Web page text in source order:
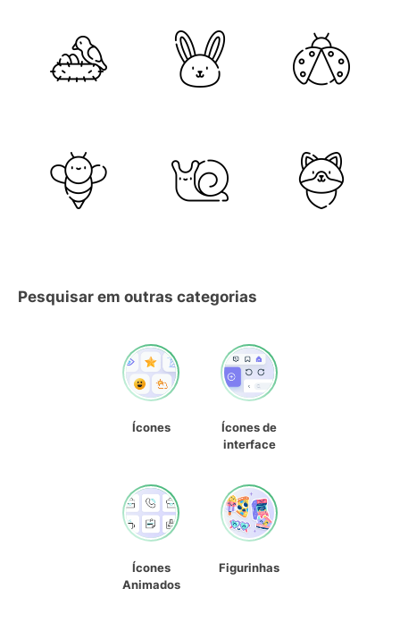
Pesquisar em outras categorias
Ícones
Ícones de
interface
Ícones
Animados
Figurinhas